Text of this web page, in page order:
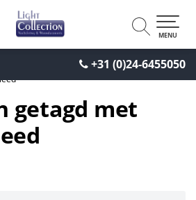
+31 (0)24-6455050
MENU
getagd met